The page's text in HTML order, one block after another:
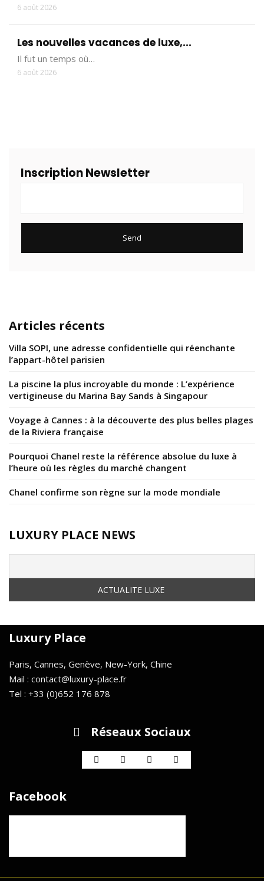
6 août 2026
Les nouvelles vacances de luxe,...
Il fut un temps où…
6 août 2026
Inscription Newsletter
Articles récents
Villa SOPI, une adresse confidentielle qui réenchante
l’appart-hôtel parisien
La piscine la plus incroyable du monde : L’expérience
vertigineuse du Marina Bay Sands à Singapour
Voyage à Cannes : à la découverte des plus belles plages
de la Riviera française
Pourquoi Chanel reste la référence absolue du luxe à
l’heure où les règles du marché changent
Chanel confirme son règne sur la mode mondiale
LUXURY PLACE NEWS
Luxury Place
Paris, Cannes, Genève, New-York, Chine
Mail : contact@luxury-place.fr
Tel : +33 (0)652 176 878
Réseaux Sociaux
Facebook